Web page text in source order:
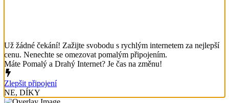
Už žádné čekání! Zažijte svobodu s rychlým internetem za nejlepší
cenu. Nenechte se omezovat pomalým připojením.
Máte Pomalý a Drahý Internet? Je čas na změnu!
Zlepšit připojení
NE, DÍKY